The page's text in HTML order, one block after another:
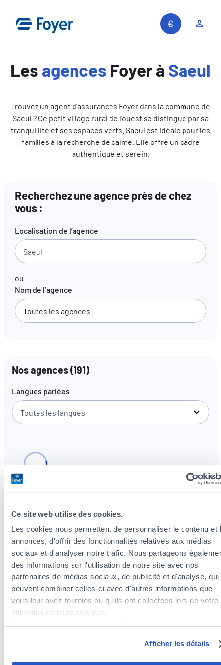
Ce site web utilise des cookies.
Les cookies nous permettent de personnaliser le contenu et
annonces, d'offrir des fonctionnalités relatives aux médias
sociaux et d'analyser notre trafic. Nous partageons
des informations sur l'utilisation de notre site avec nos
partenaires de médias sociaux, de publicité et d'analyse, qui
peuvent combiner celles-ci avec d'autres informations que
vous leur avez fournies ou qu'ils ont collectées lors de votre
utilisation de leurs services.
Afficher les détails
contenu
Les agences Foyer à Saeul
Trouvez un agent d’assurances Foyer dans la commune de
Saeul ? Ce petit village rural de l’ouest se distingue par sa
tranquillité et ses espaces verts. Saeul est idéale pour les
familles à la recherche de calme. Elle offre un cadre
authentique et serein.
Recherchez une agence près de chez
vous :
Localisation de l’agence
ou
Nom de l’agence
Nos agences(191)
Langues parlées
Toutes les langues
Agents d’assurances à proximité de la
commune de Saeul
Agents d’assurances dans la commune de Beckerich
Agents d’assurances dans la commune de Habscht
Agents d’assurances dans la commune de Ell
Agents d’assurances dans la commune de
Redange/Attert
Agents d’assurances dans la commune de Useldange
Agents d’assurances dans la commune de Helperknapp